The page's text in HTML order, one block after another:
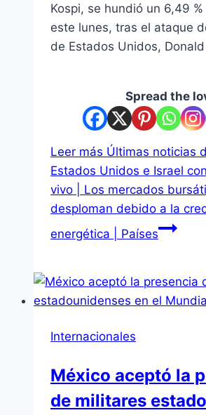
Kospi, se hundió un 6,49
este lunes, tras el ataque
de Estados Unidos,
Spread the
Leer más Últimas noticias
Estados Unidos e Israel
vivo | Los mercados
desploman debido a la
energética | Países
Internacionales
México aceptó la
de militares